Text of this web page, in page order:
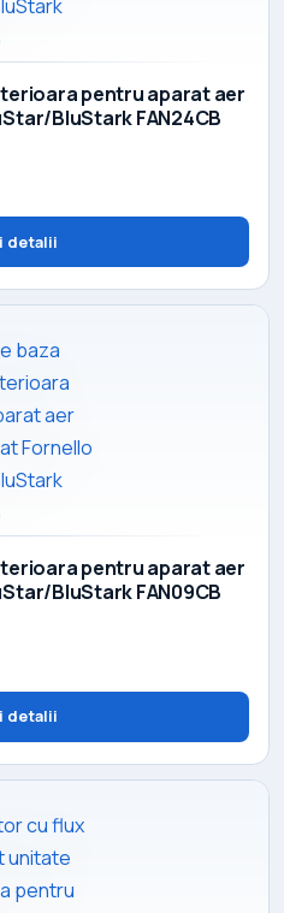
pentru aparat aer
BluStark FAN24CB
detalii
pentru aparat aer
BluStark FAN09CB
detalii